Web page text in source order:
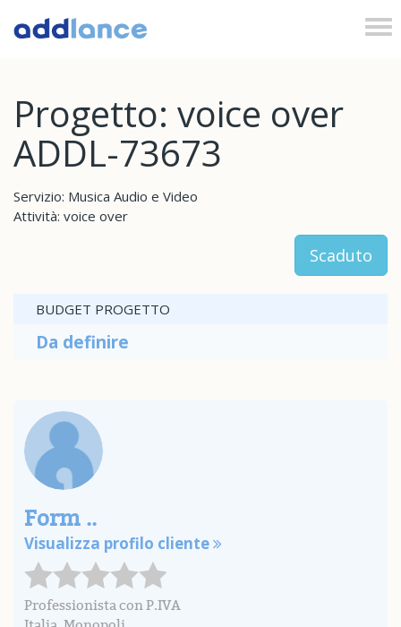
Progetto: voice over
ADDL-73673
Servizio: Musica Audio e Video
Attività: voice over
Scaduto
BUDGET PROGETTO
Da definire
Form ..
Visualizza profilo cliente
Professionista con P.IVA